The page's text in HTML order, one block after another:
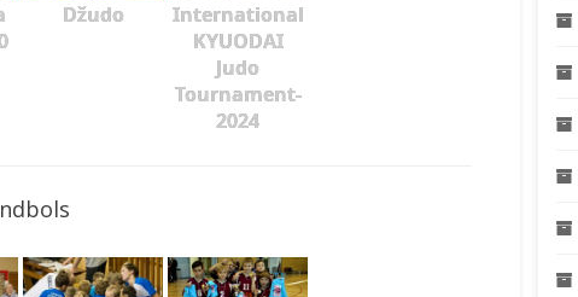
Džudo
International
KYUODAI
Judo
Tournament-
2024